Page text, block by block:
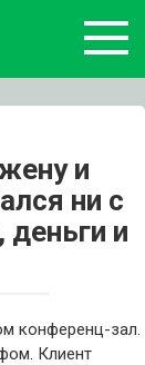
и
ни с
деньги и
конференц-зал.
Клиент